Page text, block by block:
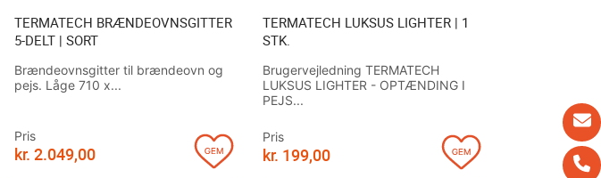
TERMATECH BRÆNDEOVNSGITTER
5-DELT | SORT
Brændeovnsgitter til brændeovn og
pejs. Låge 710 x...
Pris
kr. 2.049,00
TERMATECH LUKSUS LIGHTER | 1
STK.
Brugervejledning TERMATECH
LUKSUS LIGHTER - OPTÆNDING I
PEJS...
Pris
kr. 199,00